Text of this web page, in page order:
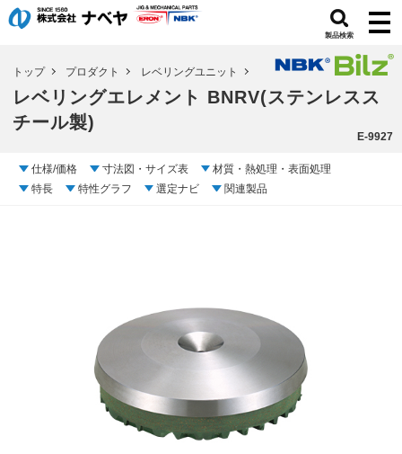
製品検索
トップ プロダクト レベリングユニット
レベリングエレメント BNRV(ステンレスス
チール製)
E-9927
仕様/価格 寸法図・サイズ表
材質・熱処理・表面処理
特長
特性グラフ 選定ナビ 関連製品